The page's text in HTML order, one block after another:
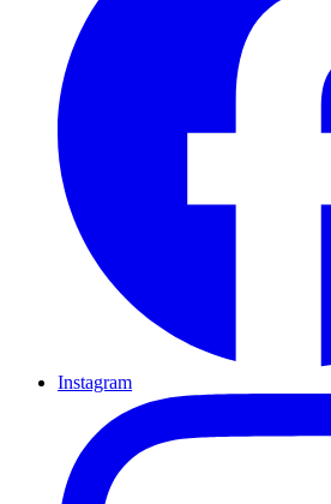
Instagram